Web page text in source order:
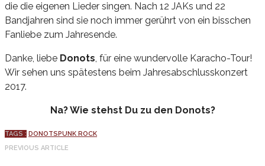
die die eigenen Lieder singen. Nach 12 JAKs und 22
Bandjahren sind sie noch immer gerührt von ein bisschen
Fanliebe zum Jahresende.
Danke, liebe Donots, für eine wundervolle Karacho-Tour!
Wir sehen uns spätestens beim Jahresabschlusskonzert
2017.
Na? Wie stehst Du zu den Donots?
TAGS : DONOTS PUNK ROCK
PREVIOUS ARTICLE